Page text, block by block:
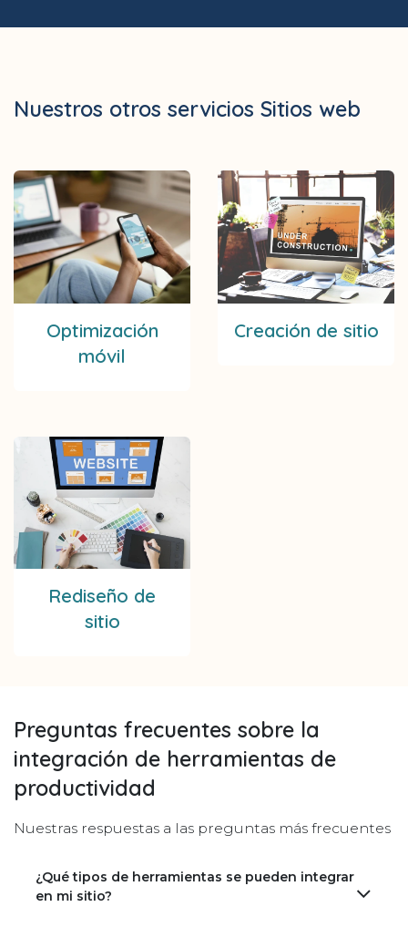
Nuestros otros servicios Sitios web
Optimización
móvil
Creación de sitio
Rediseño de
sitio
Preguntas frecuentes sobre la
integración de herramientas de
productividad
Nuestras respuestas a las preguntas más frecuentes
¿Qué tipos de herramientas se pueden integrar
en mi sitio?